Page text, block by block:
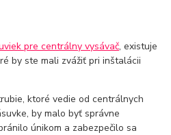
pre centrálny vysávač, existuje
by ste mali zvážiť pri inštalácii
ktoré vedie od centrálnych
by malo byť správne
únikom a zabezpečilo sa